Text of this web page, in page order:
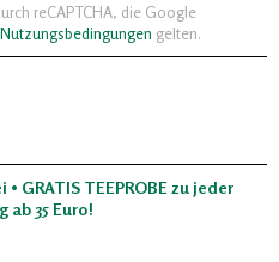
reCAPTCHA, die Google
Nutzungsbedingungen gelten.
GRATIS TEEPROBE zu jeder
ab 35 Euro!